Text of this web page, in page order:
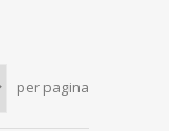
per pagina